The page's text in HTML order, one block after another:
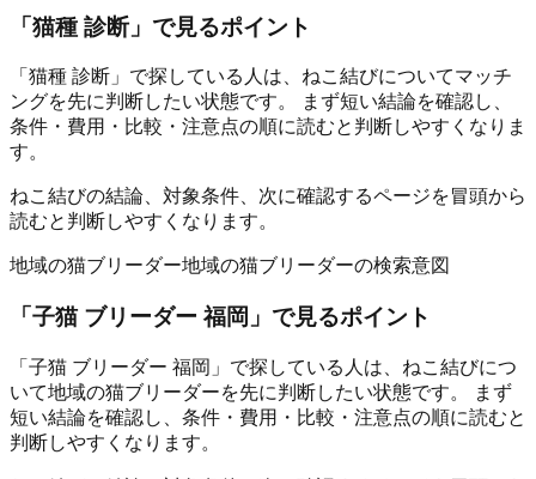
「猫種 診断」で見るポイント
「猫種 診断」で探している人は、ねこ結びについてマッチ
ングを先に判断したい状態です。 まず短い結論を確認し、
条件・費用・比較・注意点の順に読むと判断しやすくなりま
す。
ねこ結びの結論、対象条件、次に確認するページを冒頭から
読むと判断しやすくなります。
地域の猫ブリーダー地域の猫ブリーダーの検索意図
「 子猫 ブリーダー 福岡 」で見るポイント
「子猫 ブリーダー 福岡」で探している人は、ねこ結びにつ
いて地域の猫ブリーダーを先に判断したい状態です。 まず
短い結論を確認し、条件・費用・比較・注意点の順に読むと
判断しやすくなります。